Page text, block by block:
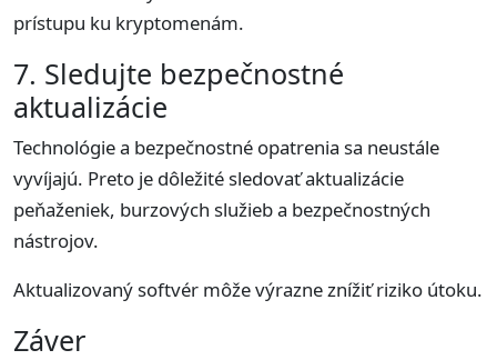
prístupu ku kryptomenám.
7. Sledujte bezpečnostné
aktualizácie
Technológie a bezpečnostné opatrenia sa neustále
vyvíjajú. Preto je dôležité sledovať aktualizácie
peňaženiek, burzových služieb a bezpečnostných
nástrojov.
Aktualizovaný softvér môže výrazne znížiť riziko útoku.
Záver